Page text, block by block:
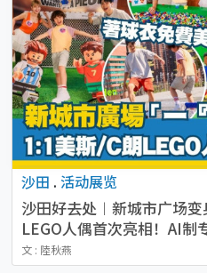
沙田 . 活动展览
沙田好去处︱新城市广场
LEGO人偶首次亮相！AI
衣展
文 : 陸秋燕